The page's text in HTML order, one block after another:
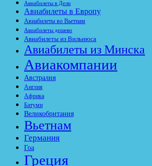
Авиабилеты в Дели
Авиабилеты в Европу
Авиабилеты во Вьетнам
Авиабилеты дешево
Авиабилеты из Вильнюса
Авиабилеты из Минска
Авиакомпании
Австралия
Англия
Африка
Батуми
Великобритания
Вьетнам
Германия
Гоа
Греция